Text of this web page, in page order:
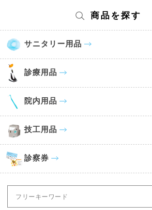
商品を探す
サニタリー用品
診療用品
院内用品
技工用品
診察券